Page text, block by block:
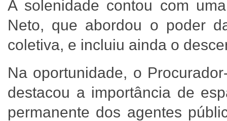
A solenidade contou com
Neto, que abordou o poder
coletiva, e incluiu ainda o
Na oportunidade, o
destacou a importância de
permanente dos agentes